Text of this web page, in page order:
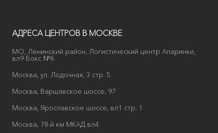
АДРЕСА ЦЕНТРОВ В МОСКВЕ
МО, Ленинский район, Логистический центр Апаринки,
вл9 Бокс №6
Москва, ул. Лодочная, 3 стр. 5
Москва, Варшавское шоссе, 97
Москва, Ярославское шоссе, вл1 стр. 1
Москва, 78-й км МКАД вл4